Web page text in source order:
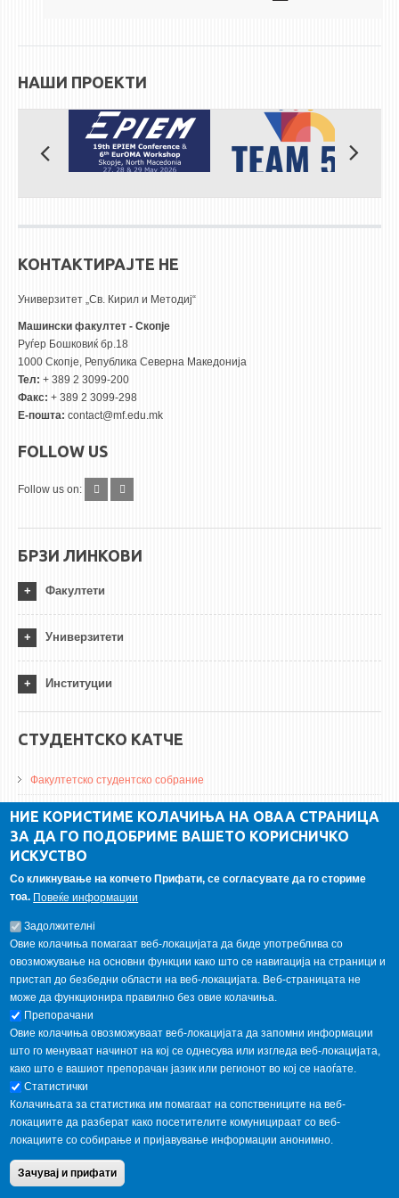
НАШИ ПРОЕКТИ
КОНТАКТИРАЈТЕ НЕ
Универзитет „Св. Кирил и Методиј“
Машински факултет - Скопје
Руѓер Бошковиќ бр.18
1000 Скопје, Република Северна Македонија
Тел: + 389 2 3099-200
Факс: + 389 2 3099-298
Е-пошта: contact@mf.edu.mk
FOLLOW US
Follow us on:
БРЗИ ЛИНКОВИ
Факултети
Универзитети
Институции
СТУДЕНТСКО КАТЧЕ
Факултетско студентско собрание
ДА Винчи магазин
Алумни асоцијација
ГАЛЕРИЈА
Copyright © 2013 Garnet All Rights Reserved. Designed by
НИЕ КОРИСТИМЕ КОЛАЧИЊА НА ОВАА СТРАНИЦА
ЗА ДА ГО ПОДОБРИМЕ ВАШЕТО КОРИСНИЧКО
ИСКУСТВО
Со кликнување на копчето Прифати, се согласувате да го сториме
тоа. Повеќе информации
Задолжителнi
Овие колачиња помагаат веб-локацијата да биде употреблива со
овозможување на основни функции како што се навигација на страници и
пристап до безбедни области на веб-локацијата. Веб-страницата не
може да функционира правилно без овие колачиња.
Препорачани
Овие колачиња овозможуваат веб-локацијата да запомни информации
што го менуваат начинот на кој се однесува или изгледа веб-локацијата,
како што е вашиот препорачан јазик или регионот во кој се наоѓате.
Статистички
Колачињата за статистика им помагаат на сопствениците на веб-
локациите да разберат како посетителите комуницираат со веб-
локациите со собирање и пријавување информации анонимно.
Зачувај и прифати